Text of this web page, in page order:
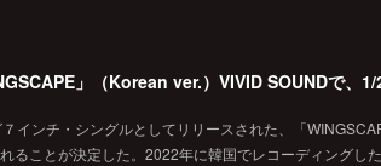
ンチ・シングルとしてリリースされた、「
ることが決定した。2022年に韓国でレコーディングし